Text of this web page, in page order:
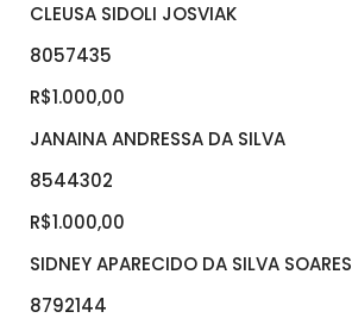
CLEUSA SIDOLI JOSVIAK
8057435
R$1.000,00
JANAINA ANDRESSA DA SILVA
8544302
R$1.000,00
SIDNEY APARECIDO DA SILVA SOARES
8792144